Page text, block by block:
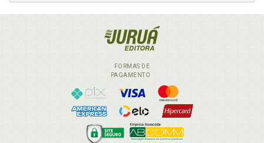
FORMAS DE
PAGAMENTO